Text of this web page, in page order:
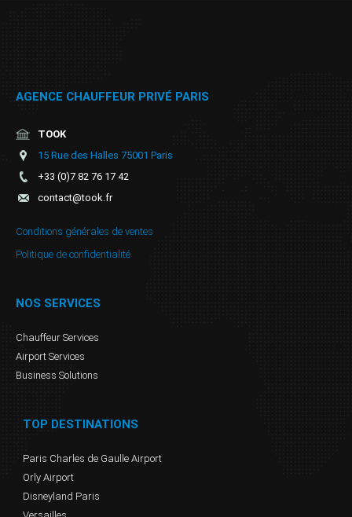
AGENCE CHAUFFEUR PRIVÉ PARIS
TOOK
15 Rue des Halles 75001 Paris
+33 (0)7 82 76 17 42
contact@took.fr
Conditions générales de ventes
Politique de confidentialité
NOS SERVICES
Chauffeur Services
Airport Services
Business Solutions
TOP DESTINATIONS
Paris Charles de Gaulle Airport
Orly Airport
Disneyland Paris